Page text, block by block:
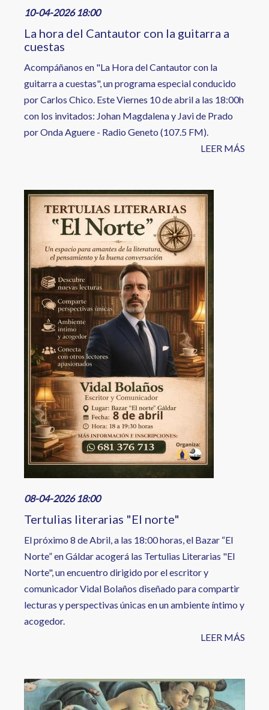
10-04-2026 18:00
La hora del Cantautor con la guitarra a
cuestas
Acompáñanos en "La Hora del Cantautor con la
guitarra a cuestas", un programa especial conducido
por Carlos Chico. Este Viernes 10 de abril a las 18:00h
con los invitados: Johan Magdalena y Javi de Prado
por Onda Aguere - Radio Geneto (107.5 FM).
LEER MÁS
Image
08-04-2026 18:00
Tertulias literarias "El norte"
El próximo 8 de Abril, a las 18:00 horas, el Bazar “El
Norte” en Gáldar acogerá las Tertulias Literarias "El
Norte", un encuentro dirigido por el escritor y
comunicador Vidal Bolaños diseñado para compartir
lecturas y perspectivas únicas en un ambiente íntimo y
acogedor.
LEER MÁS
Image